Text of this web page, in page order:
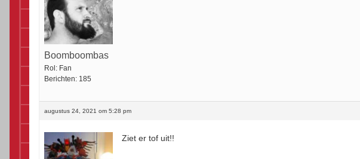
Boomboombas
Rol: Fan
Berichten: 185
augustus 24, 2021 om 5:28 pm
Ziet er tof uit!!